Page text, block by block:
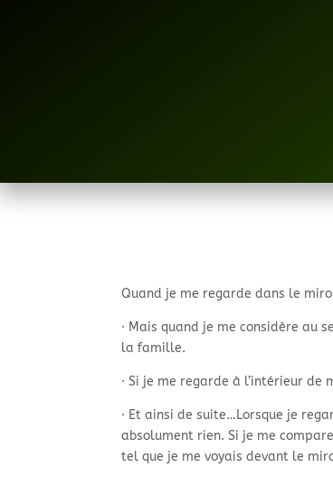
Quand je me regarde dans le
· Mais quand je me considère au
la famille.
· Si je me regarde à l’intérieur de
· Et ainsi de suite…Lorsque je
absolument rien. Si je me
tel que je me voyais devant le